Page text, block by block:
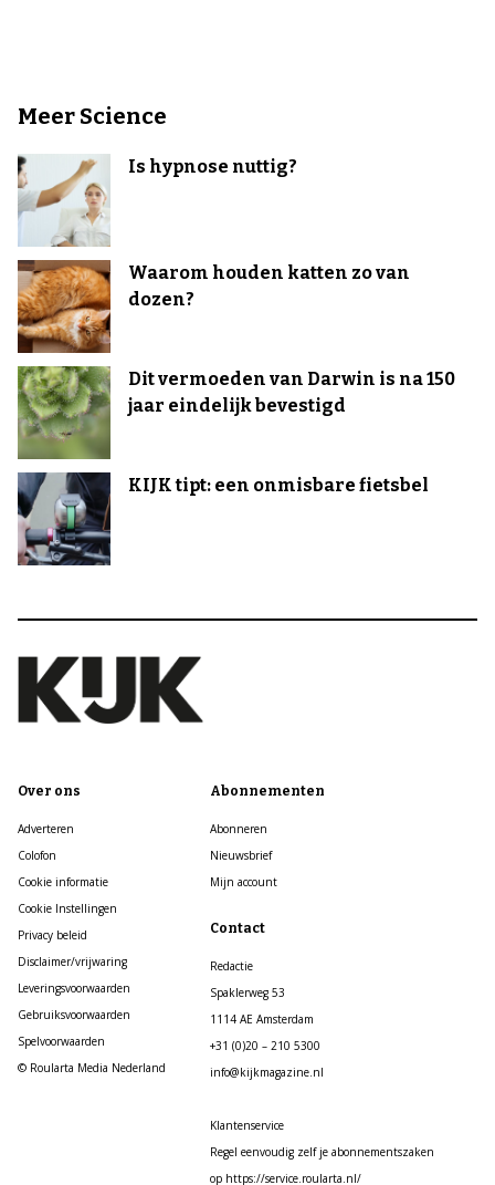
Meer Science
Is hypnose nuttig?
Waarom houden katten zo van
dozen?
Dit vermoeden van Darwin is na 150
jaar eindelijk bevestigd
KIJK tipt: een onmisbare fietsbel
Over ons
Adverteren
Colofon
Cookie informatie
Cookie Instellingen
Privacy beleid
Disclaimer/vrijwaring
Leveringsvoorwaarden
Gebruiksvoorwaarden
Spelvoorwaarden
© Roularta Media Nederland
Abonnementen
Abonneren
Nieuwsbrief
Mijn account
Contact
Redactie
Spaklerweg 53
1114 AE Amsterdam
+31 (0)20 – 210 5300
info@kijkmagazine.nl
Klantenservice
Regel eenvoudig zelf je abonnementszaken
op https://service.roularta.nl/